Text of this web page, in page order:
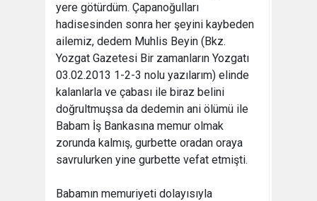
yere götürdüm. Çapanoğulları
hadisesinden sonra her şeyini kaybeden
ailemiz, dedem Muhlis Beyin (Bkz.
Yozgat Gazetesi Bir zamanların Yozgatı
03.02.2013 1-2-3 nolu yazılarım) elinde
kalanlarla ve çabası ile biraz belini
doğrultmuşsa da dedemin ani ölümü ile
Babam İş Bankasına memur olmak
zorunda kalmış, gurbette oradan oraya
savrulurken yine gurbette vefat etmişti.
Babamın memuriyeti dolayısıyla